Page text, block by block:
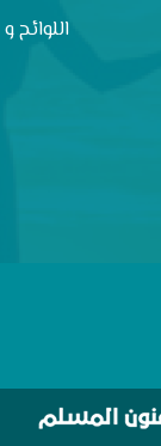
اللوائح و